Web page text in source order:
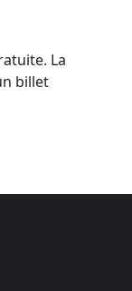
La
billet